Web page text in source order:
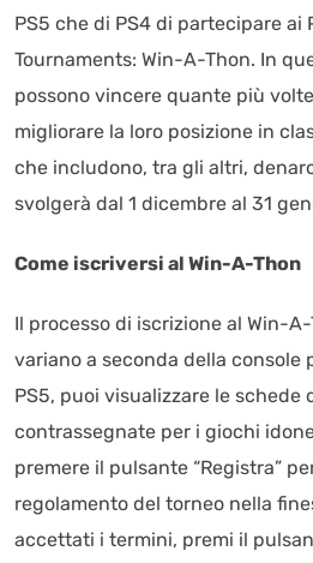
PS5 che di PS4 di partecipare ai
Tournaments: Win-A-Thon. In
possono vincere quante più
migliorare la loro posizione in
che includono, tra gli altri,
svolgerà dal 1 dicembre al 31
Come iscriversi al Win-A-Thon
Il processo di iscrizione al Win-
variano a seconda della console
PS5, puoi visualizzare le schede
contrassegnate per i giochi
premere il pulsante “Registra”
regolamento del torneo nella
accettati i termini, premi il